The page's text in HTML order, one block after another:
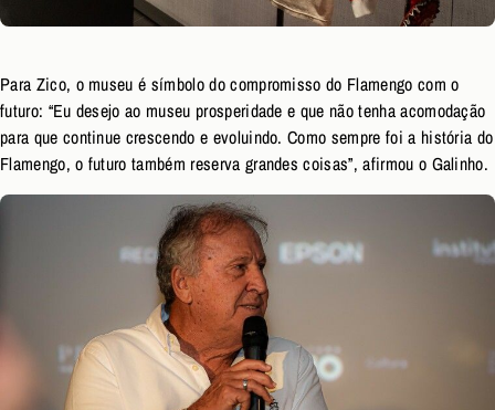
Para Zico, o museu é símbolo do compromisso do Flamengo com o
futuro: “Eu desejo ao museu prosperidade e que não tenha acomodação
para que continue crescendo e evoluindo. Como sempre foi a história do
Flamengo, o futuro também reserva grandes coisas”, afirmou o Galinho.